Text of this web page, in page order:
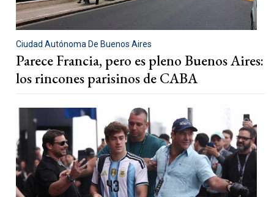
Ciudad Autónoma De Buenos Aires
Parece Francia, pero es pleno Buenos Aires:
los rincones parisinos de CABA